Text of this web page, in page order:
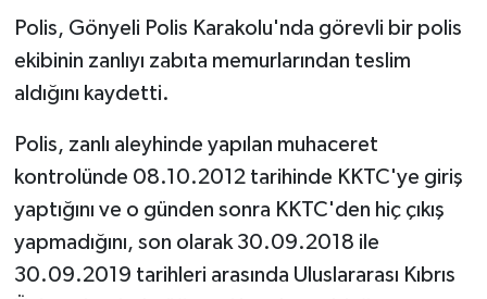
Polis, Gönyeli Polis Karakolu'nda görevli bir polis
ekibinin zanlıyı zabıta memurlarından teslim
aldığını kaydetti.
Polis, zanlı aleyhinde yapılan muhaceret
kontrolünde 08.10.2012 tarihinde KKTC'ye giriş
yaptığını ve o günden sonra KKTC'den hiç çıkış
yapmadığını, son olarak 30.09.2018 ile
30.09.2019 tarihleri arasında Uluslararası Kıbrıs